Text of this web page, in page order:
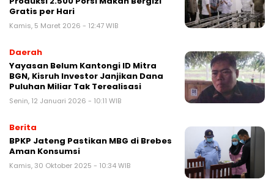
Gratis per Hari
Kamis, 5 Maret 2026 - 12:47 WIB
Daerah
Yayasan Belum Kantongi ID Mitra
BGN, Kisruh Investor Janjikan Dana
Puluhan Miliar Tak Terealisasi
Senin, 12 Januari 2026 - 10:11 WIB
Berita
BPKP Jateng Pastikan MBG di Brebes
Aman Konsumsi
Kamis, 30 Oktober 2025 - 10:34 WIB